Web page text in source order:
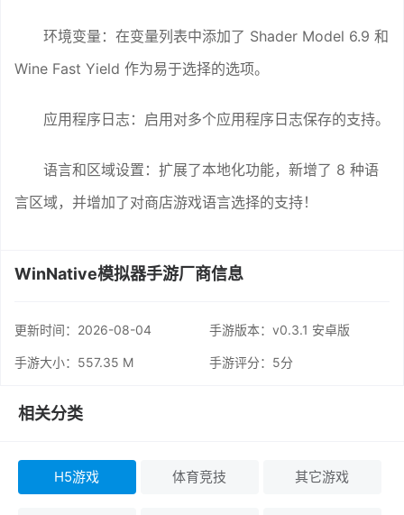
环境变量：在变量列表中添加了 Shader Model 6.9 和
Wine Fast Yield 作为易于选择的选项。
应用程序日志：启用对多个应用程序日志保存的支持。
语言和区域设置：扩展了本地化功能，新增了 8 种语
言区域，并增加了对商店游戏语言选择的支持！
WinNative模拟器手游厂商信息
更新时间： 2026-08-04 手游版本：v0.3.1 安卓版
手游大小：557.35 M 手游评分： 5分
相关分类
H5游戏 体育竞技 其它游戏